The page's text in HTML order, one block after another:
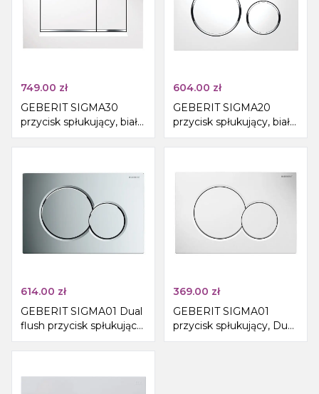
749.00 zł
GEBERIT SIGMA30
przycisk spłukujący, biały
połysk/chrom
604.00 zł
GEBERIT SIGMA20
przycisk spłukujący, biały
połysk/chrom
614.00 zł
GEBERIT SIGMA01 Dual
flush przycisk spłukujący,
chrom połysk
369.00 zł
GEBERIT SIGMA01
przycisk spłukujący, Dual
flush, biały połysk